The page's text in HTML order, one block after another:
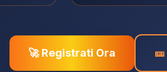
🚀 Registrati Ora